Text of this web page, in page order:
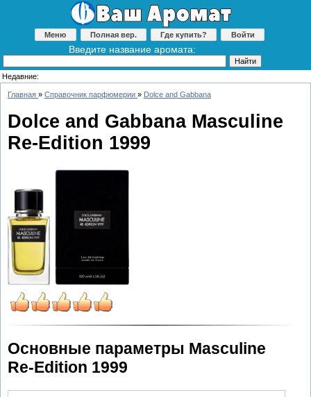
Меню Полная вер. Где купить? Войти
Введите название аромата:
Недавние:
Главная » Справочник парфюмерии » Dolce and Gabbana
Dolce and Gabbana Masculine
Re-Edition 1999
Основные параметры Masculine
Re-Edition 1999